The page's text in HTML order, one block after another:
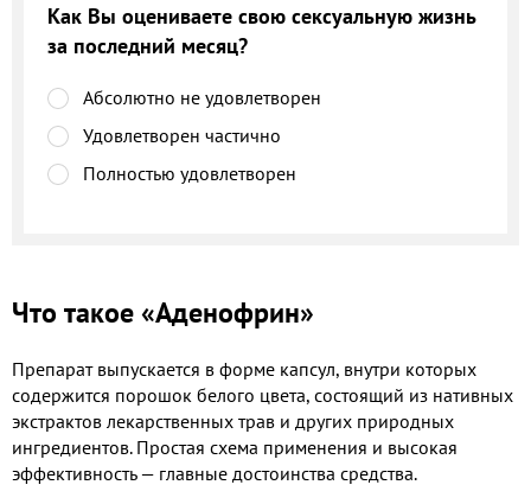
Как Вы оцениваете свою сексуальную жизнь
за последний месяц?
Абсолютно не удовлетворен
Удовлетворен частично
Полностью удовлетворен
Что такое «Аденофрин»
Препарат выпускается в форме капсул, внутри которых
содержится порошок белого цвета, состоящий из нативных
экстрактов лекарственных трав и других природных
ингредиентов. Простая схема применения и высокая
эффективность — главные достоинства средства.